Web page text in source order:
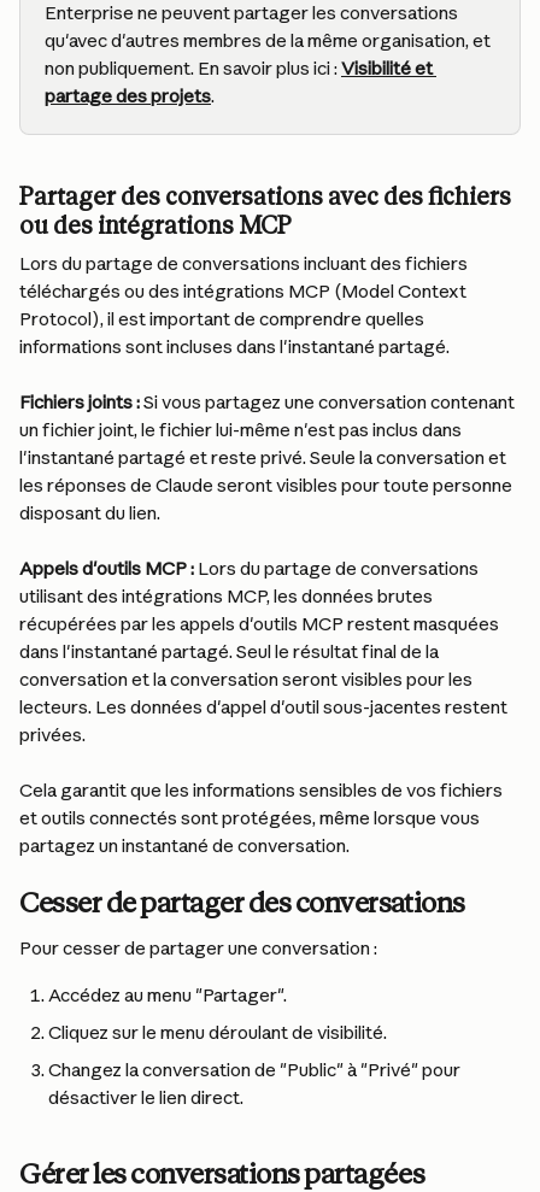
Enterprise ne peuvent partager les conversations
qu'avec d'autres membres de la même organisation, et
non publiquement. En savoir plus ici : Visibilité et
partage des projets.
Partager des conversations avec des fichiers
ou des intégrations MCP
Lors du partage de conversations incluant des fichiers
téléchargés ou des intégrations MCP (Model Context
Protocol), il est important de comprendre quelles
informations sont incluses dans l'instantané partagé.
Fichiers joints : Si vous partagez une conversation contenant
un fichier joint, le fichier lui-même n'est pas inclus dans
l'instantané partagé et reste privé. Seule la conversation et
les réponses de Claude seront visibles pour toute personne
disposant du lien.
Appels d'outils MCP : Lors du partage de conversations
utilisant des intégrations MCP, les données brutes
récupérées par les appels d'outils MCP restent masquées
dans l'instantané partagé. Seul le résultat final de la
conversation et la conversation seront visibles pour les
lecteurs. Les données d'appel d'outil sous-jacentes restent
privées.
Cela garantit que les informations sensibles de vos fichiers
et outils connectés sont protégées, même lorsque vous
partagez un instantané de conversation.
Cesser de partager des conversations
Pour cesser de partager une conversation :
Accédez au menu "Partager".
Cliquez sur le menu déroulant de visibilité.
Changez la conversation de "Public" à "Privé" pour
désactiver le lien direct.
Gérer les conversations partagées